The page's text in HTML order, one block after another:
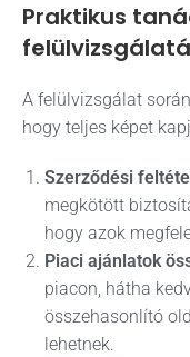
Praktikus
A felülvizsgálat
hogy teljes képet
Szerződési
megkötött
hogy azok
Piaci ajánlatok
piacon, hátha
összehasonlító
lehetnek.